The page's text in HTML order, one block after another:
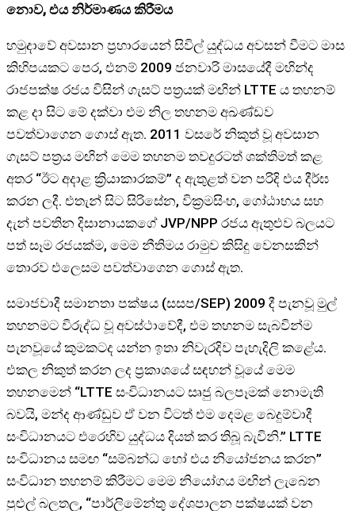
නොව, එය නිර්මාණය කිරීමය
හමුදාවේ අවසාන ප්‍රහාරයෙන් සිවිල් යුද්ධය අවසන් වීමට මාස
කිහිපයකට පෙර, එනම් 2009 ජනවාරි මාසයේදී මහින්ද
රාජපක්ෂ රජය විසින් ගැසට් පත්‍රයක් මඟින් LTTE ය තහනම්
කළ දා සිට මේ දක්වා එම නිල තහනම අඛණ්ඩව
පවත්වාගෙන ගොස් ඇත. 2011 වසරේ නිකුත් වූ අවසාන
ගැසට් පත්‍රය මඟින් මෙම තහනම තවදුරටත් ශක්තිමත් කළ
අතර “ඊට අදාළ ක්‍රියාකාරකම්” ද ඇතුළත් වන පරිදි එය දීර්ඝ
කරන ලදී. එතැන් සිට සිරිසේන, වික්‍රමසිංහ, ගෝඨාභය සහ
දැන් පවතින දිසානායකගේ JVP/NPP රජය ඇතුළුව බලයට
පත් සෑම රජයක්ම, මෙම නීතිමය රාමුව කිසිදු වෙනසකින්
තොරව එලෙසම පවත්වාගෙන ගොස් ඇත.
සමාජවාදී සමානතා පක්ෂය (සසප/SEP) 2009 දී පැනවූ මුල්
තහනමට විරුද්ධ වූ අවස්ථාවේදී, එම තහනම සැබවින්ම
පැනවූයේ කුමකටද යන්න ඉතා නිවැරදිව පැහැදිලි කළේය.
එකල නිකුත් කරන ලද ප්‍රකාශයේ සඳහන් වූයේ මෙම
තහනමෙන් “LTTE සංවිධානයට සෘජු බලපෑමක් නොමැති
බවයි, මන්ද ආණ්ඩුව ඒ වන විටත් එම දෙමළ බෙදුම්වාදී
සංවිධානයට එරෙහිව යුද්ධය දියත් කර තිබූ බැවිනි.” LTTE
සංවිධානය සමඟ “සම්බන්ධ හෝ එය නියෝජනය කරන”
සංවිධාන තහනම් කිරීමට මෙම නියෝගය මඟින් ලැබෙන
පුළුල් බලතල, “පාර්ලිමේන්තු දේශපාලන පක්ෂයක් වන